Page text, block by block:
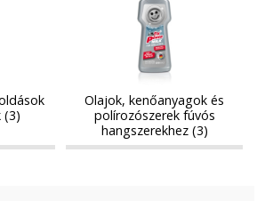
(3)
kenőanyagok
polírozószerek
hangszerekhez
kenőanyagok
polírozószerek
Olajok, kenőanyagok és
polírozószerek fúvós
hangszerekhez (3)